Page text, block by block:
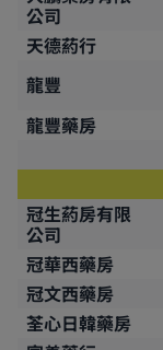
公司
天德葯行
龍豐
龍豐藥房
冠生葯房有限
公司
冠華西藥房
冠文西藥房
荃心日韓藥房